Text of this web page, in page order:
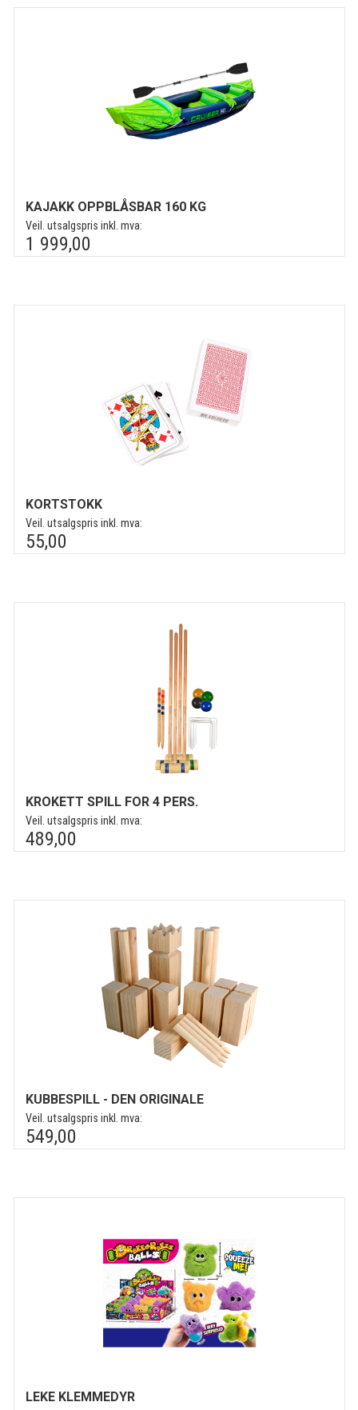
KAJAKK OPPBLÅSBAR 160 KG
Veil. utsalgspris inkl. mva:
1 999,00
KORTSTOKK
Veil. utsalgspris inkl. mva:
55,00
KROKETT SPILL FOR 4 PERS.
Veil. utsalgspris inkl. mva:
489,00
KUBBESPILL - DEN ORIGINALE
Veil. utsalgspris inkl. mva:
549,00
LEKE KLEMMEDYR